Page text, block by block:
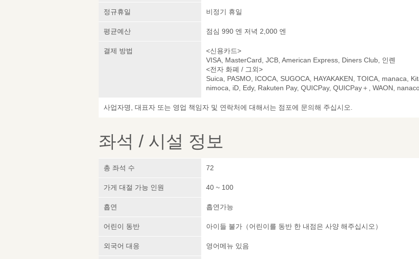
정규휴일 비정기 휴일
평균예산 점심 990 엔 저녁 2,000 엔
결제 방법
<신용카드>
VISA, MasterCard, JCB, American Express, Diners Club, 인롄
<전자 화폐 / 그외>
Suica, PASMO, ICOCA, SUGOCA, HAYAKAKEN, TOICA, manaca,
nimoca, iD, Edy, Rakuten Pay, QUICPay, QUICPay＋, WAON,
사업자명, 대표자 또는 영업 책임자 및 연락처에 대해서는 점포에 문의해 주십시오.
좌석 / 시설 정보
총 좌석 수 72
가게 대절 가능 인원 40 ~ 100
흡연 흡연가능
어린이 동반 아이들 불가（어린이를 동반 한 내점은 사양 해주십시오）
외국어 대응 영어메뉴 있음